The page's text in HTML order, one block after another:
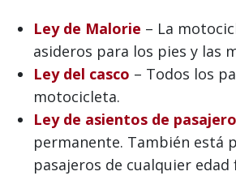
Ley de Malorie – La
asideros para los pies y las
Ley del casco – Todos los
motocicleta.
Ley de asientos de
permanente. También está
pasajeros de cualquier